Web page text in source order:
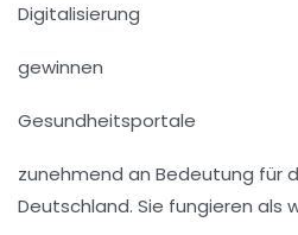
Digitalisierung
gewinnen
Gesundheitsportale
zunehmend an Bedeutung für
Deutschland. Sie fungieren als